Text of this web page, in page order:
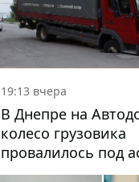
19:13 вчера
В Днепре на
колесо грузовика
провалилось под
движение